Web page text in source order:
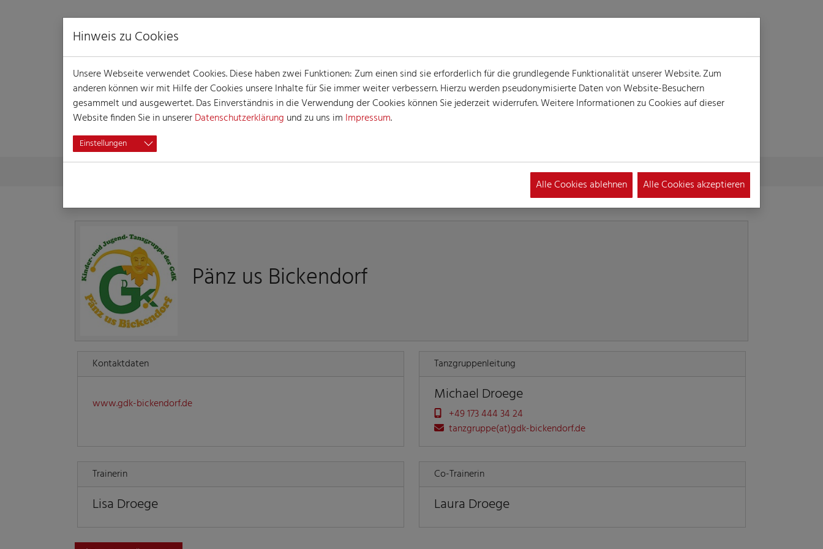
DETAILLIERTE INFORMATIONEN
Skip to main contentYou are here:
Pänz us Bickendorf
Kontaktdaten
www.gdk-bickendorf.de
Tanzgruppenleitung
Michael Droege
+49 173 444 34 24
tanzgruppe(at)gdk-bickendorf.de
Trainerin
Lisa Droege
Co-Trainerin
Laura Droege
Hinweis zu Cookies
Unsere Webseite verwendet Cookies. Diese haben zwei Funktionen: Zum einen sind sie erforderlich für die grundlegende Funktionalität unserer Website. Zum
anderen können wir mit Hilfe der Cookies unsere Inhalte für Sie immer weiter verbessern. Hierzu werden pseudonymisierte Daten von Website-Besuchern
gesammelt und ausgewertet. Das Einverständnis in die Verwendung der Cookies können Sie jederzeit widerrufen. Weitere Informationen zu Cookies auf dieser
Website finden Sie in unsererDatenschutzerklärung und zu uns im Impressum.
Einstellungen
Alle Cookies ablehnen Alle Cookies akzeptieren